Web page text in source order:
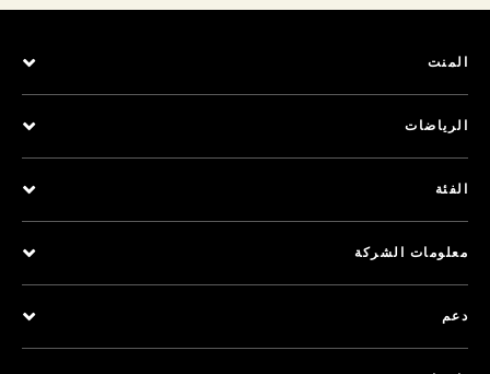
المنت
الرياضات
الفئة
معلومات الشركة
دعم